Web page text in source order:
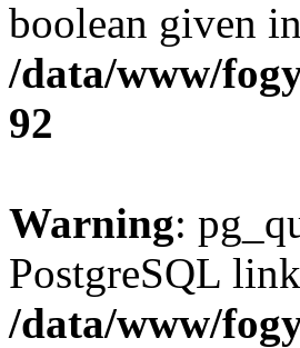
boolean given in
/data/www/
92
Warning:
PostgreSQL
/data/www/